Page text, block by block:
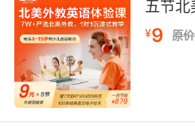
传统训练的2.7倍。 虚拟
维度。在海底探险VR课程
练的英文提示寻找沉船宝
计使其必须调动空间听觉
研究证实，VR环境下的
音与语言信息的分离处理
五节北
¥9 原